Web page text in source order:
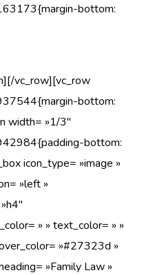
bottom:
vc_row][vc_row
bottom:
width= »1/3″
bottom:
icon_type= »image »
»left »
» » text_color= » »
»#27323d »
»Family Law »